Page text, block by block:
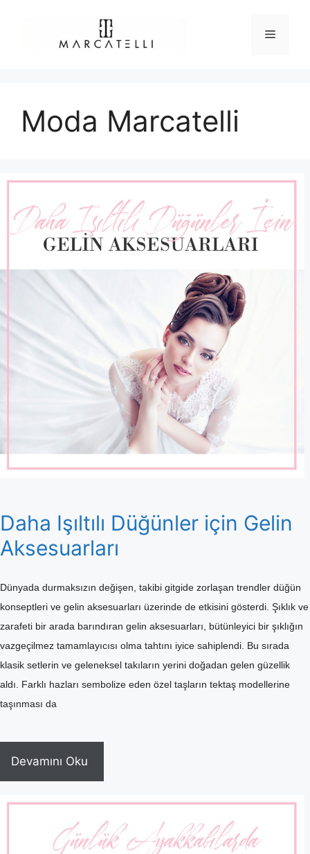
Menü
Moda Marcatelli
Daha Işıltılı Düğünler için Gelin
Aksesuarları
Dünyada durmaksızın değişen, takibi gitgide zorlaşan trendler düğün
konseptleri ve gelin aksesuarları üzerinde de etkisini gösterdi. Şıklık ve
zarafeti bir arada barındıran gelin aksesuarları, bütünleyici bir şıklığın
vazgeçilmez tamamlayıcısı olma tahtını iyice sahiplendi. Bu sırada
klasik setlerin ve geleneksel takıların yerini doğadan gelen güzellik
aldı. Farklı hazları sembolize eden özel taşların tektaş modellerine
taşınması da
Devamını Oku